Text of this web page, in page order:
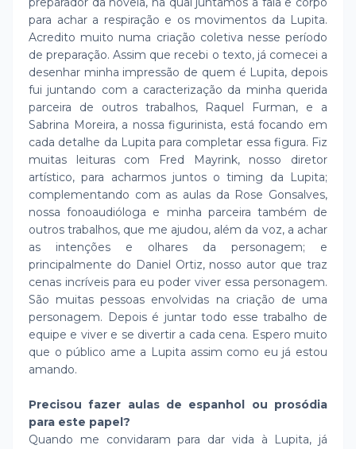
para achar a respiração e os movimentos da Lupita.
Acredito muito numa criação coletiva nesse período
de preparação. Assim que recebi o texto, já comecei a
desenhar minha impressão de quem é Lupita, depois
fui juntando com a caracterização da minha querida
parceira de outros trabalhos, Raquel Furman, e a
Sabrina Moreira, a nossa figurinista, está focando em
cada detalhe da Lupita para completar essa figura. Fiz
muitas leituras com Fred Mayrink, nosso diretor
artístico, para acharmos juntos o timing da Lupita;
complementando com as aulas da Rose Gonsalves,
nossa fonoaudióloga e minha parceira também de
outros trabalhos, que me ajudou, além da voz, a achar
as intenções e olhares da personagem; e
principalmente do Daniel Ortiz, nosso autor que traz
cenas incríveis para eu poder viver essa personagem.
São muitas pessoas envolvidas na criação de uma
personagem. Depois é juntar todo esse trabalho de
equipe e viver e se divertir a cada cena. Espero muito
que o público ame a Lupita assim como eu já estou
amando.
Precisou fazer aulas de espanhol ou prosódia
para este papel?
Quando me convidaram para dar vida à Lupita, já